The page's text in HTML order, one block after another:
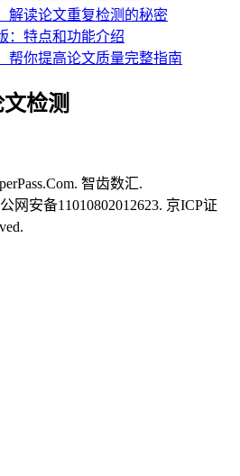
解读论文重复检测的秘密
：特点和功能介绍
帮你提高论文质量完整指南
检测
智齿数汇.
网安备11010802012623. 京ICP证